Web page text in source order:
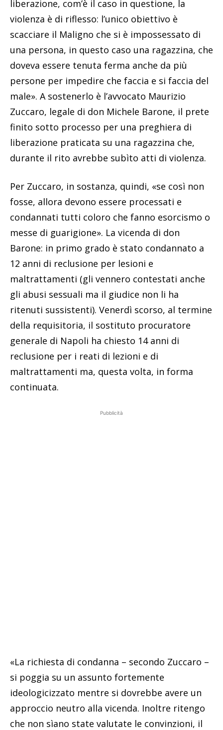
liberazione, com’è il caso in questione, la
violenza è di riflesso: l’unico obiettivo è
scacciare il Maligno che si è impossessato di
una persona, in questo caso una ragazzina, che
doveva essere tenuta ferma anche da più
persone per impedire che faccia e si faccia del
male». A sostenerlo è l’avvocato Maurizio
Zuccaro, legale di don Michele Barone, il prete
finito sotto processo per una preghiera di
liberazione praticata su una ragazzina che,
durante il rito avrebbe subìto atti di violenza.
Per Zuccaro, in sostanza, quindi, «se così non
fosse, allora devono essere processati e
condannati tutti coloro che fanno esorcismo o
messe di guarigione». La vicenda di don
Barone: in primo grado è stato condannato a
12 anni di reclusione per lesioni e
maltrattamenti (gli vennero contestati anche
gli abusi sessuali ma il giudice non li ha
ritenuti sussistenti). Venerdì scorso, al termine
della requisitoria, il sostituto procuratore
generale di Napoli ha chiesto 14 anni di
reclusione per i reati di lezioni e di
maltrattamenti ma, questa volta, in forma
continuata.
Pubblicità
«La richiesta di condanna – secondo Zuccaro –
si poggia su un assunto fortemente
ideologicizzato mentre si dovrebbe avere un
approccio neutro alla vicenda. Inoltre ritengo
che non sìano state valutate le convinzioni, il